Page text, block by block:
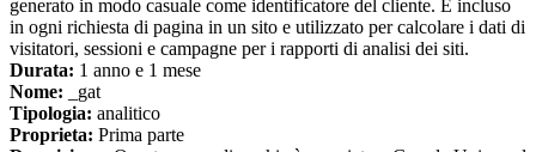
generato in modo casuale come identificatore del cliente. È incluso
in ogni richiesta di pagina in un sito e utilizzato per calcolare i dati di
visitatori, sessioni e campagne per i rapporti di analisi dei siti.
Durata: 1 anno e 1 mese
Nome: _gat
Tipologia: analitico
Proprieta: Prima parte